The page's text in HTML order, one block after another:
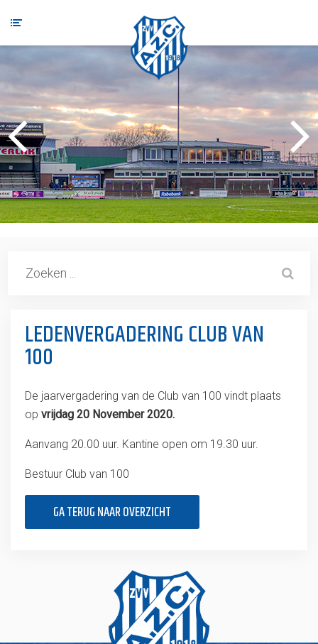
LEDENVERGADERING CLUB VAN
100
De jaarvergadering van de Club van 100 vindt plaats
op vrijdag 20 November 2020.
Aanvang 20.00 uur. Kantine open om 19.30 uur.
Bestuur Club van 100
GA TERUG NAAR OVERZICHT